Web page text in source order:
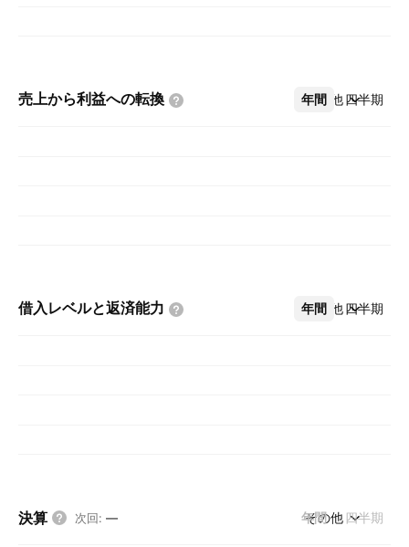
売上から利益への転換 年間 四半期
その他
借入レベルと返済能力 年間 四半期
その他
決算 次回: — 年間 四半期
その他